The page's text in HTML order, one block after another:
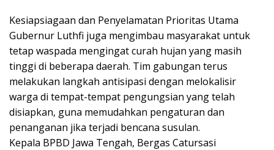
Kesiapsiagaan dan Penyelamatan Prioritas Utama
Gubernur Luthfi juga mengimbau masyarakat untuk
tetap waspada mengingat curah hujan yang masih
tinggi di beberapa daerah. Tim gabungan terus
melakukan langkah antisipasi dengan melokalisir
warga di tempat-tempat pengungsian yang telah
disiapkan, guna memudahkan pengaturan dan
penanganan jika terjadi bencana susulan.
Kepala BPBD Jawa Tengah, Bergas Catursasi